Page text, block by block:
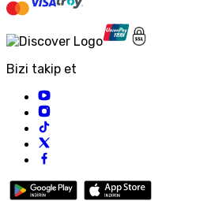
Bizi takip et